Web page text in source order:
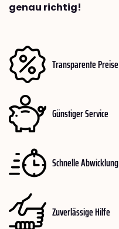
genau richtig!
Transparente Preise
Günstiger Service
Schnelle Abwicklung
Zuverlässige Hilfe